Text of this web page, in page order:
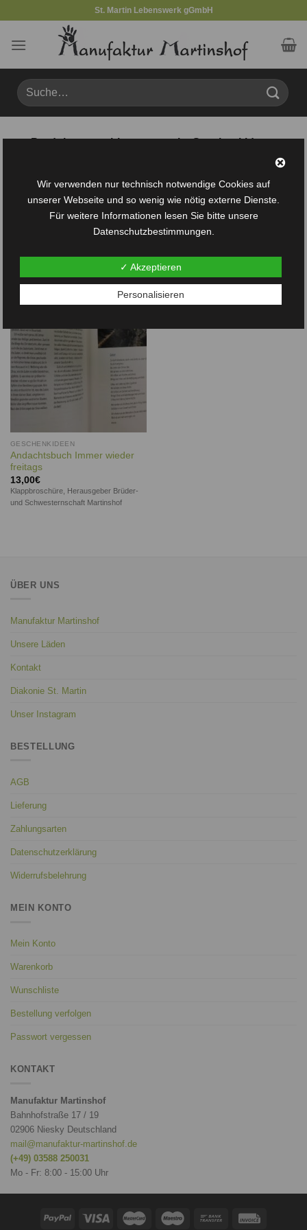
springen
St. Martin Lebenswerk gGmbH
Suche
nach:
Produkte verschlagwortet mit „Geschenkideen-
FILTER
Auf die
GESCHENKIDEEN
Andachtsbuch Immer wieder
freitags
13,00€
Klappbroschüre, Herausgeber Brüder-
und Schwesternschaft Martinshof
ÜBER UNS
Manufaktur Martinshof
Unsere Läden
Kontakt
Diakonie St. Martin
Unser Instagram
BESTELLUNG
AGB
Lieferung
Zahlungsarten
Datenschutzerklärung
Widerrufsbelehrung
MEIN KONTO
Mein Konto
Warenkorb
Wunschliste
Bestellung verfolgen
Passwort vergessen
KONTAKT
Manufaktur Martinshof
Bahnhofstraße 17 / 19
02906 Niesky Deutschland
mail@manufaktur-martinshof.de
(+49) 03588 250031
Mo - Fr: 8:00 - 15:00 Uhr
Wir verwenden nur technisch notwendige Cookies auf
unserer Webseite und so wenig wie nötig externe Dienste.
Für weitere Informationen lesen Sie bitte unsere
Datenschutzbestimmungen.
✓ Akzeptieren
Personalisieren